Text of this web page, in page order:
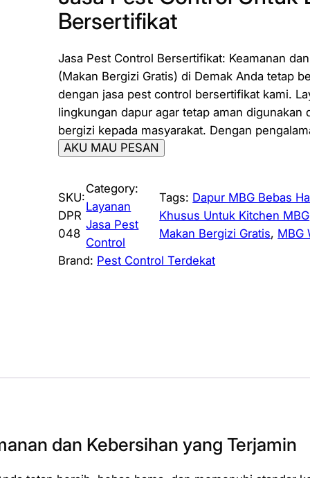
Bersertifikat
Jasa Pest Control Bersertifikat: Keamanan
(Makan Bergizi Gratis) di Demak Anda tetap
dengan jasa pest control bersertifikat kami.
lingkungan dapur agar tetap aman
bergizi kepada masyarakat. Dengan
AKU MAU PESAN
SKU:
DPR
048
Category:
Layanan
Jasa Pest
Control
Tags: Dapur MBG Bebas
Khusus Untuk Kitchen MBG
Makan Bergizi Gratis, MBG
Brand: Pest Control Terdekat
dan Kebersihan yang Terjamin